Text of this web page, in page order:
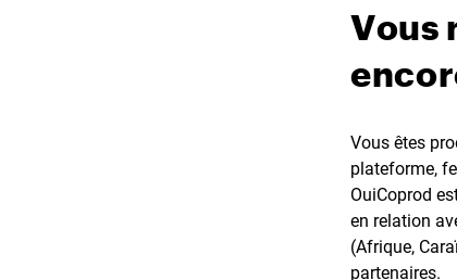
Vous
Vous êtes
plateforme,
OuiCoprod
en relation
(Afrique,
partenaires.